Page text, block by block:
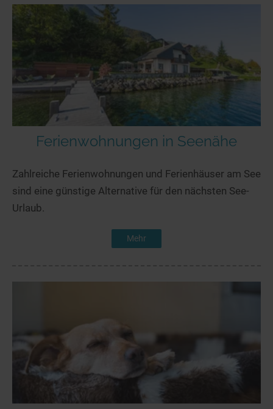
Ferienwohnungen in Seenähe
Zahlreiche Ferienwohnungen und Ferienhäuser am See
sind eine günstige Alternative für den nächsten See-
Urlaub.
Mehr